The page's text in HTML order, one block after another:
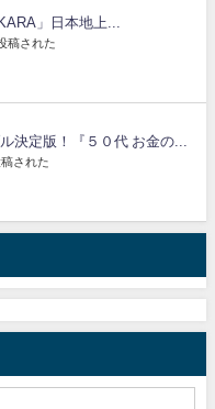
」日本地上...
稿された
決定版！『５０代 お金の...
された